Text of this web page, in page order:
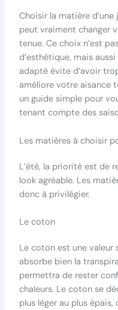
Choisir la matière
peut vraiment changer
tenue. Ce choix n’est
d’esthétique, mais
adapté évite d’avoir
améliore votre aisance
un guide simple pour
tenant compte des
Les matières à choisir
L’été, la priorité est de
look agréable. Les
donc à privilégier.
Le coton
Le coton est une valeur
absorbe bien la
permettra de rester
chaleurs. Le coton se
plus léger au plus